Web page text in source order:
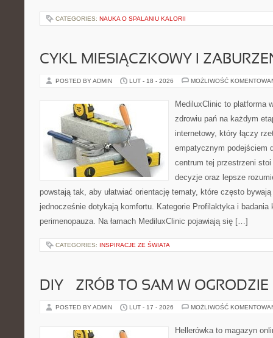
CATEGORIES: NAUKA O SPALANIU KALORII
CYKL MIESIĄCZKOWY I
POSTED BY ADMIN LUT - 18 - 2026 MOŻLIWOŚĆ
MediluxClinic to platforma
zdrowiu pań na każdym
internetowy, który łączy
empatycznym podejściem
centrum tej przestrzeni
decyzje oraz lepsze
powstają tak, aby ułatwiać orientację tematy, które często
jednocześnie dotykają komfortu. Kategorie Profilaktyka i badania
perimenopauza. Na łamach MediluxClinic pojawiają się […]
CATEGORIES: INSPIRACJE ZE ŚWIATA
DIY – ZRÓB TO SAM W OGRODZIE
POSTED BY ADMIN LUT - 17 - 2026 MOŻLIWOŚĆ
Hellerówka to magazyn